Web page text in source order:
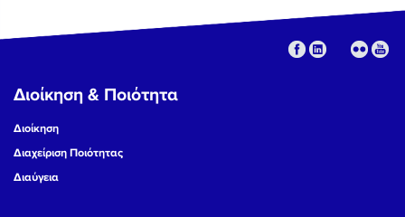
Διοίκηση & Ποιότητα
Διοίκηση
Διαχείριση Ποιότητας
Διαύγεια